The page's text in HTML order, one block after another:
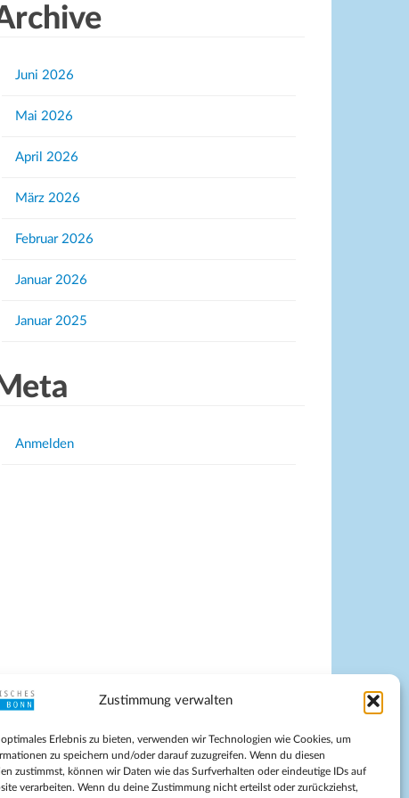
Zustimmung verwalten
Erlebnis zu bieten, verwenden wir Technologien wie Cookies, um
zu speichern und/oder darauf zuzugreifen. Wenn du diesen
zustimmst, können wir Daten wie das Surfverhalten oder eindeutige IDs auf
verarbeiten. Wenn du deine Zustimmung nicht erteilst oder zurückziehst,
Juni 2026
Mai 2026
April 2026
März 2026
Februar 2026
Januar 2026
Januar 2025
Meta
Anmelden
Datenschutz
Evangelische Kirche in Bonn